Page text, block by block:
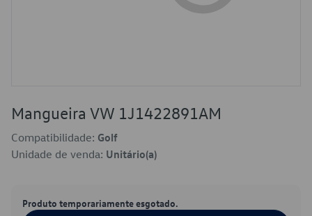
Mangueira VW 1J1422891AM
Compatibilidade: Golf
Unidade de venda: Unitário(a)
Produto temporariamente esgotado.